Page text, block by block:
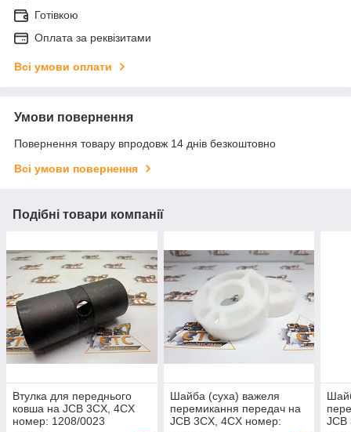
Готівкою
Оплата за реквізитами
Всі умови оплати
Умови повернення
Повернення товару впродовж 14 днів безкоштовно
Всі умови повернення
Подібні товари компанії
Втулка для переднього
ковша на JCB 3CX, 4CX
номер: 1208/0023
Шайба (суха) важеля
перемикання передач на
JCB 3CX, 4CX номер:
JCB